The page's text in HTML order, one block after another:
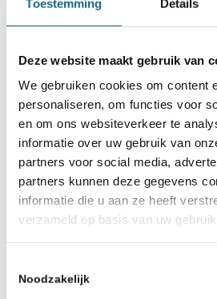
Toestemming Details
Deze website maakt gebruik van
We gebruiken cookies om content
personaliseren, om functies voor
en om ons websiteverkeer te
informatie over uw gebruik van
partners voor social media,
partners kunnen deze gegevens
informatie die u aan ze heeft
verzameld op basis van uw
Noodzakelijk